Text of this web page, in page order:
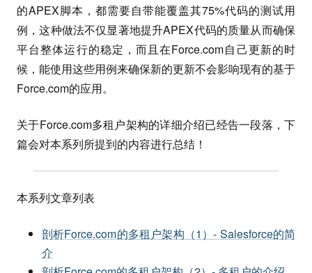
的APEX脚本，都需要自带能覆盖其75%代码的测试用
例，这种做法不仅显著地提升APEX代码的质量从而确保
平台整体运行的稳定，而且在Force.com自己更新的时
候，能使用这些用例来确保新的更新不会影响现有的基于
Force.com的应用。
关于Force.com多租户架构的详细介绍已经告一段落，下
篇会对本系列所提到的内容进行总结！
本系列文章列表
剖析Force.com的多租户架构（1）- Salesforce的简
介